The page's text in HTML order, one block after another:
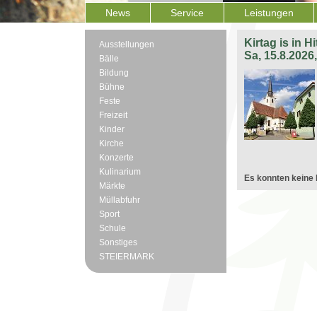
News Service Leistungen
Ausstellungen
Bälle
Bildung
Bühne
Feste
Freizeit
Kinder
Kirche
Konzerte
Kulinarium
Märkte
Müllabfuhr
Sport
Schule
Sonstiges
STEIERMARK
Kirtag is in
Sa,
Es konnten keine